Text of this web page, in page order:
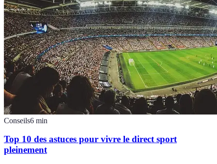
Conseils6 min
Top 10 des astuces pour vivre le direct sport
pleinement